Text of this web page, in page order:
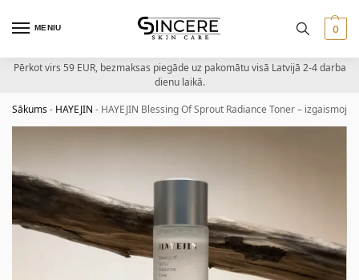
MENIU 0
Pērkot virs 59 EUR, bezmaksas piegāde uz pakomātu visā Latvijā 2-4 darba
dienu laikā.
Sākums- HAYEJIN - HAYEJIN Blessing Of Sprout Radiance Toner –